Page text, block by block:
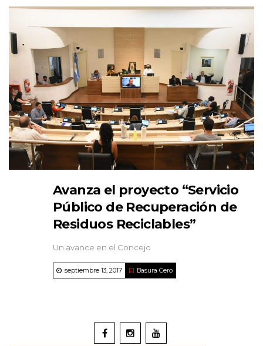
Avanza el proyecto “Servicio
Público de Recuperación de
Residuos Reciclables”
Un avance en el Concejo
septiembre 13, 2017 Basura Cero